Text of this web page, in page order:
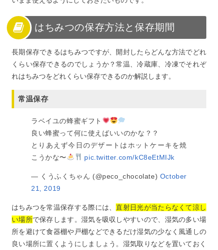
はちみつの保存方法と保存期間
長期保存できるはちみつですが、開封したらどんな方法でどれ
くらい保存できるのでしょうか？常温、冷蔵庫、冷凍でそれぞ
れはちみつをどれくらい保存できるのか解説します。
常温保存
ラベイユの蜂蜜ギフト
良い蜂蜜って何に使えばいいのかな？？
とりあえず今日のデザートはホットケーキを焼
こうかな〜
pic.twitter.com/kC8eEtMIJk
— くうふくちゃん (@peco_chocolate) October
21, 2019
はちみつを常温保存する際には、直射日光が当たらなくて涼し
い場所で保存します。湿気を吸収しやすいので、湿気の多い場
所を避けて食器棚や戸棚などできるだけ湿気の少なく風通しの
良い場所に置くようにしましょう。湿気取りなどを置いておく